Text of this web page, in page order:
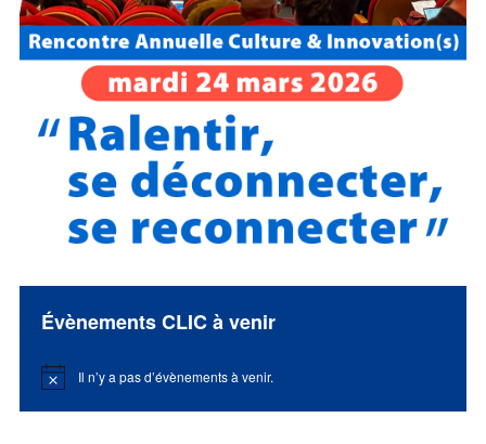
Évènements CLIC à venir
Notice Il n’y a pas d’évènements à venir.